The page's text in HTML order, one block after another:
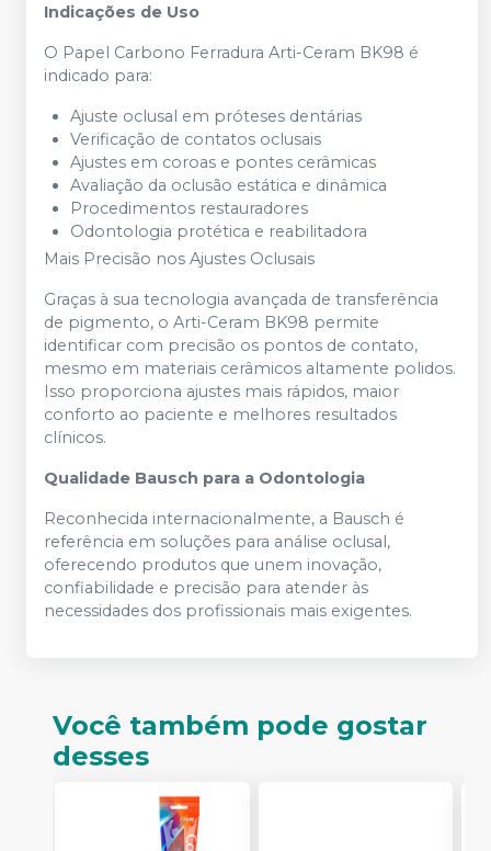
Indicações de Uso
O Papel Carbono Ferradura Arti-Ceram BK98 é
indicado para:
Ajuste oclusal em próteses dentárias
Verificação de contatos oclusais
Ajustes em coroas e pontes cerâmicas
Avaliação da oclusão estática e dinâmica
Procedimentos restauradores
Odontologia protética e reabilitadora
Mais Precisão nos Ajustes Oclusais
Graças à sua tecnologia avançada de transferência
de pigmento, o Arti-Ceram BK98 permite
identificar com precisão os pontos de contato,
mesmo em materiais cerâmicos altamente polidos.
Isso proporciona ajustes mais rápidos, maior
conforto ao paciente e melhores resultados
clínicos.
Qualidade Bausch para a Odontologia
Reconhecida internacionalmente, a Bausch é
referência em soluções para análise oclusal,
oferecendo produtos que unem inovação,
confiabilidade e precisão para atender às
necessidades dos profissionais mais exigentes.
Você também pode gostar
desses